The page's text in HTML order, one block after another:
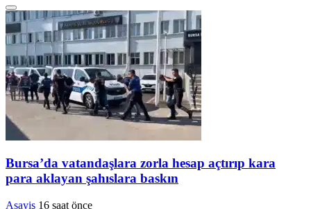
Bursa’da vatandaşlara zorla hesap açtırıp kara
para aklayan şahıslara baskın
Asayiş 16 saat önce